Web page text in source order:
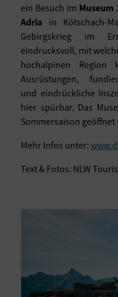
ein Besuch im Museum
Adria in Kötschach-
Gebirgskrieg im
eindrucksvoll, mit
hochalpinen Region
Ausrüstungen,
und eindrückliche
hier spürbar. Das
Sommersaison geöffnet
Mehr Infos unter:
Text & Fotos: NLW